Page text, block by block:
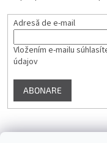
Adresă de e-mail
Vložením e-mailu
údajov
ABONARE